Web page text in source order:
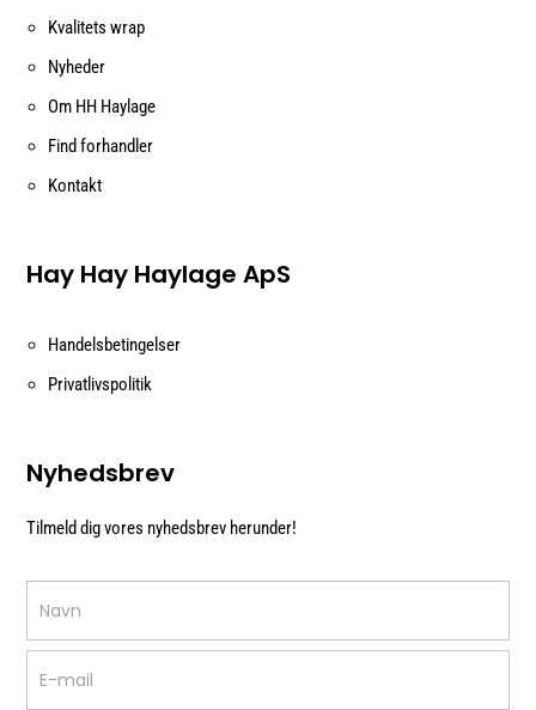
Kvalitets wrap
Nyheder
Om HH Haylage
Find forhandler
Kontakt
Hay Hay Haylage ApS
Handelsbetingelser
Privatlivspolitik
Nyhedsbrev
Tilmeld dig vores nyhedsbrev herunder!